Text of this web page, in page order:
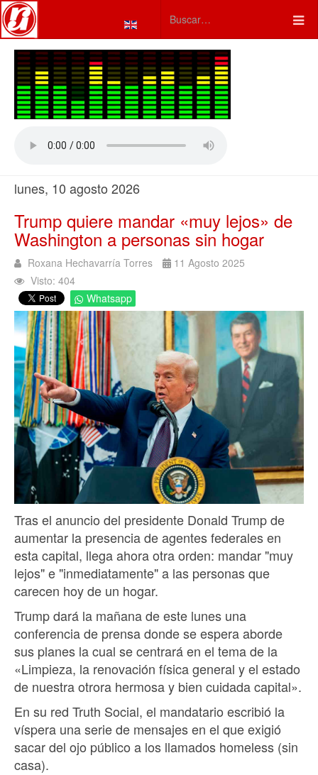
Seleccione su idioma
Type 2 or more characters
lunes, 10 agosto 2026
Trump quiere mandar «muy lejos» de
Washington a personas sin hogar
Roxana Hechavarría Torres
11 Agosto 2025
Visto: 404
Whatsapp
Tras el anuncio del presidente Donald Trump de
aumentar la presencia de agentes federales en
esta capital, llega ahora otra orden: mandar "muy
lejos" e "inmediatamente" a las personas que
carecen hoy de un hogar.
Trump dará la mañana de este lunes una
conferencia de prensa donde se espera aborde
sus planes la cual se centrará en el tema de la
«Limpieza, la renovación física general y el estado
de nuestra otrora hermosa y bien cuidada capital».
En su red Truth Social, el mandatario escribió la
víspera una serie de mensajes en el que exigió
sacar del ojo público a los llamados homeless (sin
casa).